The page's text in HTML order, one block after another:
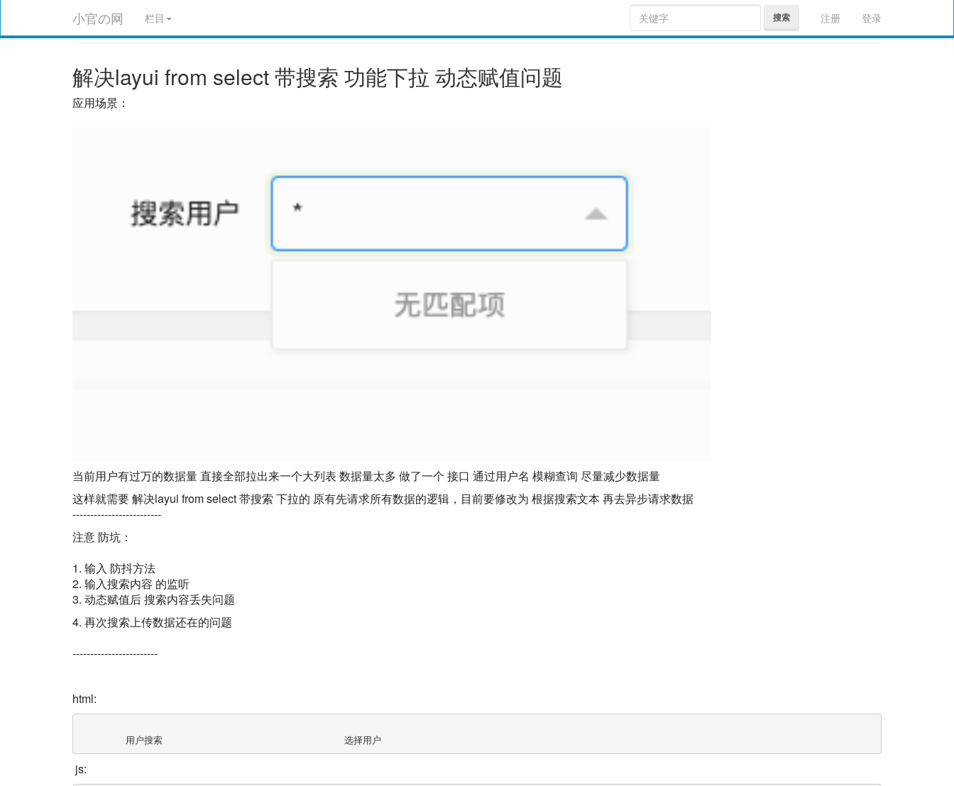
小官の网 栏目 注册 登录
搜索
解决layui from select 带搜索 功能下拉 动态赋值问题
应用场景：
当前用户有过万的数据量 直接全部拉出来一个大列表 数据量太多 做了一个 接口 通过用户名 模糊查询 尽量减少数据量
这样就需要 解决layui from select 带搜索 下拉的 原有先请求所有数据的逻辑，目前要修改为 根据搜索文本 再去异步请求数据
-------------------------
注意 防坑：
1. 输入 防抖方法
2. 输入搜索内容 的监听
3. 动态赋值后 搜索内容丢失问题
4. 再次搜索上传数据还在的问题
------------------------
html:
用户搜索                                选择用户
js: